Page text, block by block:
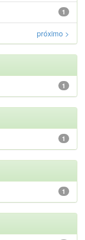
1
próximo >
1
1
1